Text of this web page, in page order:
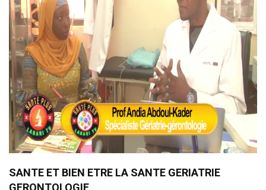
SANTE ET BIEN ETRE LA SANTE GERIATRIE
GERONTOLOGIE